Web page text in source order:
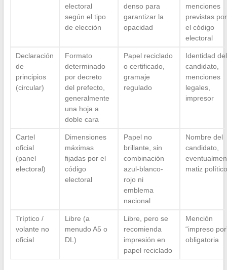
electoral
según el tipo
de elección
denso para
garantizar la
opacidad
menciones
previstas por
el código
electoral
Declaración
de
principios
(circular)
Formato
determinado
por decreto
del prefecto,
generalmente
una hoja a
doble cara
Papel reciclado
o certificado,
gramaje
regulado
Identidad del
candidato,
menciones
legales,
impresor
Cartel
oficial
(panel
electoral)
Dimensiones
máximas
fijadas por el
código
electoral
Papel no
brillante, sin
combinación
azul-blanco-
rojo ni
emblema
nacional
Nombre del
candidato,
matiz político
Tríptico /
volante no
oficial
Libre (a
menudo A5 o
DL)
Libre, pero se
recomienda
impresión en
papel reciclado
Mención
“impreso
obligatoria